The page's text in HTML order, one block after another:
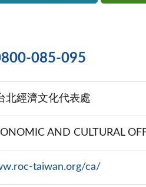
085-095
北經濟文化代表處
AND CULTURAL
taiwan.org/ca/